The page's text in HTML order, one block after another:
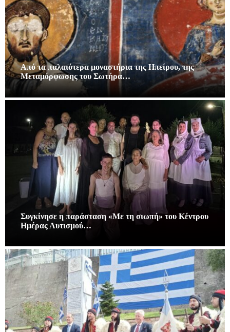
Από τα παλαιότερα μοναστήρια της Ηπείρου, της
Μεταμόρφωσης του Σωτήρα…
Συγκίνησε η παράσταση «Με τη σιωπή» του Κέντρου
Ημέρας Αυτισμού…